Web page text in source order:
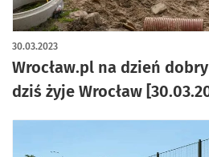
Wrocław.pl na dzień
dziś żyje Wrocław
30.03.2023